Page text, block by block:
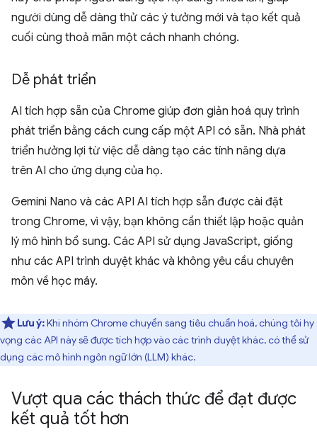
người dùng dễ dàng thử các ý tưởng mới và tạo kết quả
cuối cùng thoả mãn một cách nhanh chóng.
Dễ phát triển
AI tích hợp sẵn của Chrome giúp đơn giản hoá quy trình
phát triển bằng cách cung cấp một API có sẵn. Nhà phát
triển hưởng lợi từ việc dễ dàng tạo các tính năng dựa
trên AI cho ứng dụng của họ.
Gemini Nano và các API AI tích hợp sẵn được cài đặt
trong Chrome, vì vậy, bạn không cần thiết lập hoặc quản
lý mô hình bổ sung. Các API sử dụng JavaScript, giống
như các API trình duyệt khác và không yêu cầu chuyên
môn về học máy.
Lưu ý:Khi nhóm Chrome chuyển sang tiêu chuẩn hoá, chúng tôi hy
vọng các API này sẽ được tích hợp vào các trình duyệt khác, có thể sử
dụng các mô hình ngôn ngữ lớn (LLM) khác.
Vượt qua các thách thức để đạt được
kết quả tốt hơn